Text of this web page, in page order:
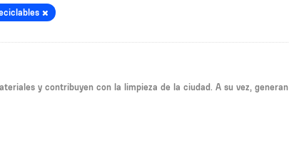
y contribuyen con la limpieza de la ciudad. A su vez, generan